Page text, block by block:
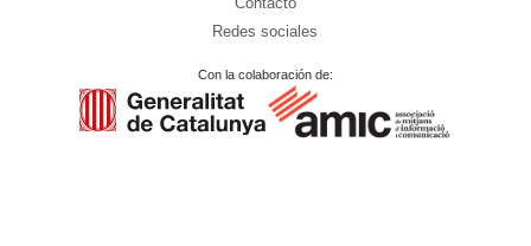
Redes sociales
Con la colaboración de: